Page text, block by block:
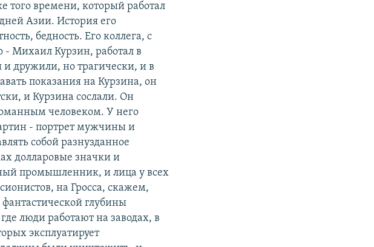
того времени, который работал
Азии. История его
бедность. Его коллега, с
- Михаил Курзин, работал в
дружили, но трагически, и в
показания на Курзина, он
и Курзина сослали. Он
человеком. У него
- портрет мужчины и
собой разнузданное
долларовые значки и
промышленник, и лица у всех
на Гросса, скажем,
глубины
люди работают на заводах, в
эксплуатирует